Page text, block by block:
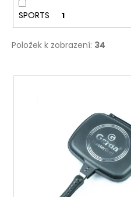
SPORTS 1
Položek k zobrazení: 34
V